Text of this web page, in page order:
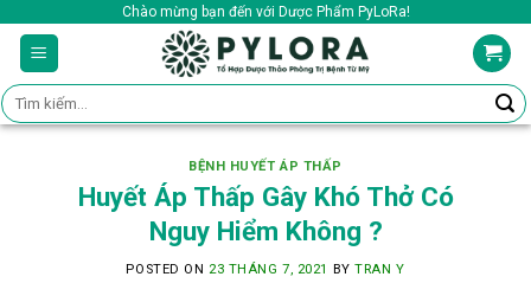
content
Chào mừng bạn đến với Dược Phẩm PyLoRa!
Tìm
kiếm:
BỆNH HUYẾT ÁP THẤP
Huyết Áp Thấp Gây Khó Thở Có
Nguy Hiểm Không ?
POSTED ON 23 THÁNG 7, 2021 BYTRAN Y